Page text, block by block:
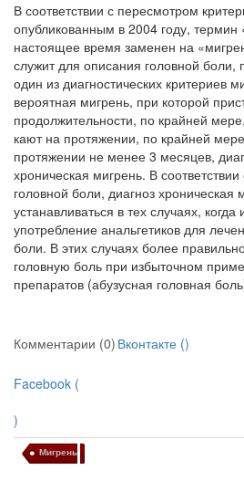
В соответствии с пересмотром
опубликованным в 2004 году,
настоящее время заме­нен на
служит для описания головной боли,
один из диагностических критериев
вероятная мигрень, при которой
продолжитель­ности, по крайней
кают на протяжении, по крайней
протяжении не менее 3 месяцев,
хроническая мигрень. В
го­ловной боли, диагноз хроническая
устанавливаться в тех случаях,
употребление аналь­гетиков для
боли. В этих случаях более
головную боль при избыточном
препаратов (абузусная головная
Комментарии (0) Вконтакте ()
Facebook (
)
Мигрень